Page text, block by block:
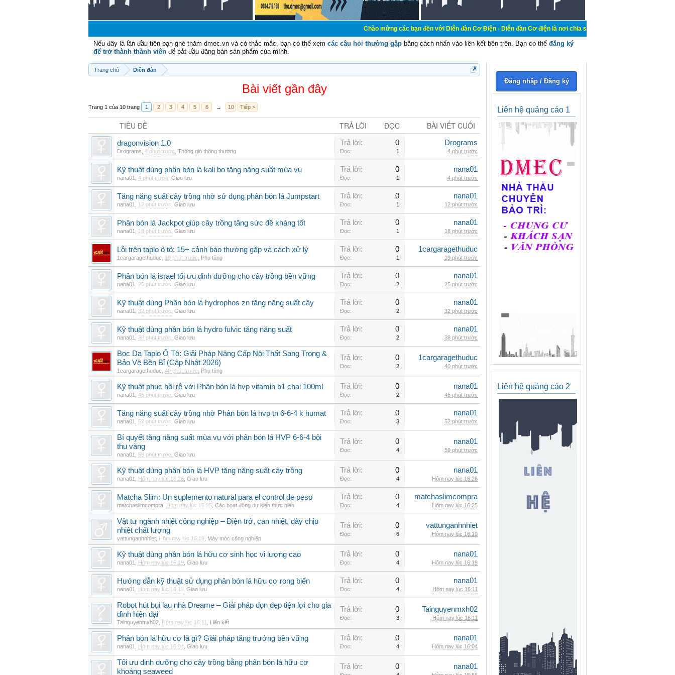
Chào mừng các bạn đến với Diễn đàn Cơ Điện - Diễn đàn Cơ điện là nơi chia sẽ kiến thức kinh nghiệm trong lãnh vực
Nếu đây là lần đầu tiên bạn ghé thăm dmec.vn và có thắc mắc, bạn có thể xem các câu hỏi thường gặp bằng cách nhấn vào liên kết bên trên. Bạn có thể đăng ký
để trở thành thành viên để bắt đầu đăng bán sản phẩm của mình.
Trang chủ Diễn đàn
Bài viết gần đây
Trang 1 của 10 trang 1 2 3 4 5 6 → 10 Tiếp >
TIÊU ĐỀ TRẢ LỜI ĐỌC BÀI VIẾT CUỐI
dragonvision 1.0
Drograms 4 phút trước Thông gió thông thường
Trả lời: 0
Đọc: 1
Drograms
4 phút trước
Kỹ thuật dùng phân bón lá kali bo tăng năng suất mùa vụ
nana01 4 phút trước Giao lưu
Trả lời: 0
Đọc: 1
nana01
4 phút trước
Tăng năng suất cây trồng nhờ sử dụng phân bón lá Jumpstart
nana01 12 phút trước Giao lưu
Trả lời: 0
Đọc: 1
nana01
12 phút trước
Phân bón lá Jackpot giúp cây trồng tăng sức đề kháng tốt
nana01 18 phút trước Giao lưu
Trả lời: 0
Đọc: 1
nana01
18 phút trước
Lỗi trên taplo ô tô: 15+ cảnh báo thường gặp và cách xử lý
1cargaragethuduc 19 phút trước Phụ tùng
Trả lời: 0
Đọc: 1
1cargaragethuduc
19 phút trước
Phân bón lá israel tối ưu dinh dưỡng cho cây trồng bền vững
nana01 25 phút trước Giao lưu
Trả lời: 0
Đọc: 2
nana01
25 phút trước
Kỹ thuật dùng Phân bón lá hydrophos zn tăng năng suất cây
nana01 32 phút trước Giao lưu
Trả lời: 0
Đọc: 2
nana01
32 phút trước
Kỹ thuật dùng phân bón lá hydro fulvic tăng năng suất
nana01 38 phút trước Giao lưu
Trả lời: 0
Đọc: 2
nana01
38 phút trước
Bọc Da Taplo Ô Tô: Giải Pháp Nâng Cấp Nội Thất Sang Trọng &
Bảo Vệ Bền Bỉ (Cập Nhật 2026)
1cargaragethuduc 40 phút trước Phụ tùng
Trả lời: 0
Đọc: 2
1cargaragethuduc
40 phút trước
Kỹ thuật phục hồi rễ với Phân bón lá hvp vitamin b1 chai 100ml
nana01 45 phút trước Giao lưu
Trả lời: 0
Đọc: 2
nana01
45 phút trước
Tăng năng suất cây trồng nhờ Phân bón lá hvp tn 6-6-4 k humat
nana01 52 phút trước Giao lưu
Trả lời: 0
Đọc: 3
nana01
52 phút trước
Bí quyết tăng năng suất mùa vụ với phân bón lá HVP 6-6-4 bội
thu vàng
nana01 59 phút trước Giao lưu
Trả lời: 0
Đọc: 4
nana01
59 phút trước
Kỹ thuật dùng phân bón lá HVP tăng năng suất cây trồng
nana01 Hôm nay lúc 16:26 Giao lưu
Trả lời: 0
Đọc: 4
nana01
Hôm nay lúc 16:26
Matcha Slim: Un suplemento natural para el control de peso
matchaslimcompra Hôm nay lúc 16:25 Các hoạt động dự kiến thực hiện
Trả lời: 0
Đọc: 4
matchaslimcompra
Hôm nay lúc 16:25
Vật tư ngành nhiệt công nghiệp – Điện trở, can nhiệt, dây chịu
nhiệt chất lượng
vattunganhnhiet Hôm nay lúc 16:19 Máy móc công nghiệp
Trả lời: 0
Đọc: 6
vattunganhnhiet
Hôm nay lúc 16:19
Kỹ thuật dùng phân bón lá hữu cơ sinh học vi lượng cao
nana01 Hôm nay lúc 16:19 Giao lưu
Trả lời: 0
Đọc: 4
nana01
Hôm nay lúc 16:19
Hướng dẫn kỹ thuật sử dụng phân bón lá hữu cơ rong biển
nana01 Hôm nay lúc 16:11 Giao lưu
Trả lời: 0
Đọc: 4
nana01
Hôm nay lúc 16:11
Robot hút bụi lau nhà Dreame – Giải pháp dọn dẹp tiện lợi cho gia
đình hiện đại
Tainguyenmxh02 Hôm nay lúc 16:11 Liên kết
Trả lời: 0
Đọc: 3
Tainguyenmxh02
Hôm nay lúc 16:11
Phân bón lá hữu cơ là gì? Giải pháp tăng trưởng bền vững
nana01 Hôm nay lúc 16:04 Giao lưu
Trả lời: 0
Đọc: 4
nana01
Hôm nay lúc 16:04
Tối ưu dinh dưỡng cho cây trồng bằng phân bón lá hữu cơ
khoáng seaweed
Trả lời: 0 nana01
Đăng nhập / Đăng ký
Liên hệ quảng cáo 1
Liên hệ quảng cáo 2